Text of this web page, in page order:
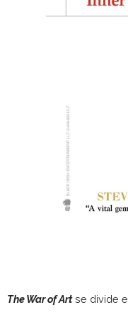
The War of Artse divide